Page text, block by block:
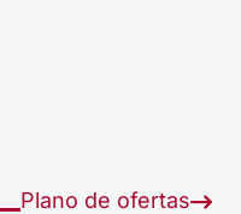
Plano de ofertas